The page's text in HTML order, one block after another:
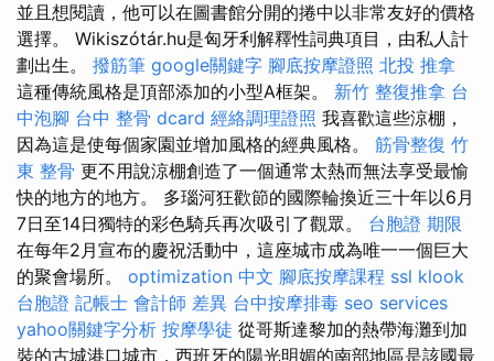
並且想閱讀，他可以在圖書館分開的捲中以非常友好的價格
選擇。 Wikiszótár.hu是匈牙利解釋性詞典項目，由私人計
劃出生。 撥筋筆 google關鍵字 腳底按摩證照 北投 推拿
這種傳統風格是頂部添加的小型A框架。 新竹 整復推拿 台
中泡腳 台中 整骨 dcard 經絡調理證照 我喜歡這些涼棚，
因為這是使每個家園並增加風格的經典風格。 筋骨整復 竹
東 整骨 更不用說涼棚創造了一個通常太熱而無法享受最愉
快的地方的地方。 多瑙河狂歡節的國際輪換近三十年以6月
7日至14日獨特的彩色騎兵再次吸引了觀眾。 台胞證 期限
在每年2月宣布的慶祝活動中，這座城市成為唯一一個巨大
的聚會場所。 optimization 中文 腳底按摩課程 ssl klook
台胞證 記帳士 會計師 差異 台中按摩排毒 seo services
yahoo關鍵字分析 按摩學徒 從哥斯達黎加的熱帶海灘到加
裝的古城港口城市，西班牙的陽光明媚的南部地區是該國最